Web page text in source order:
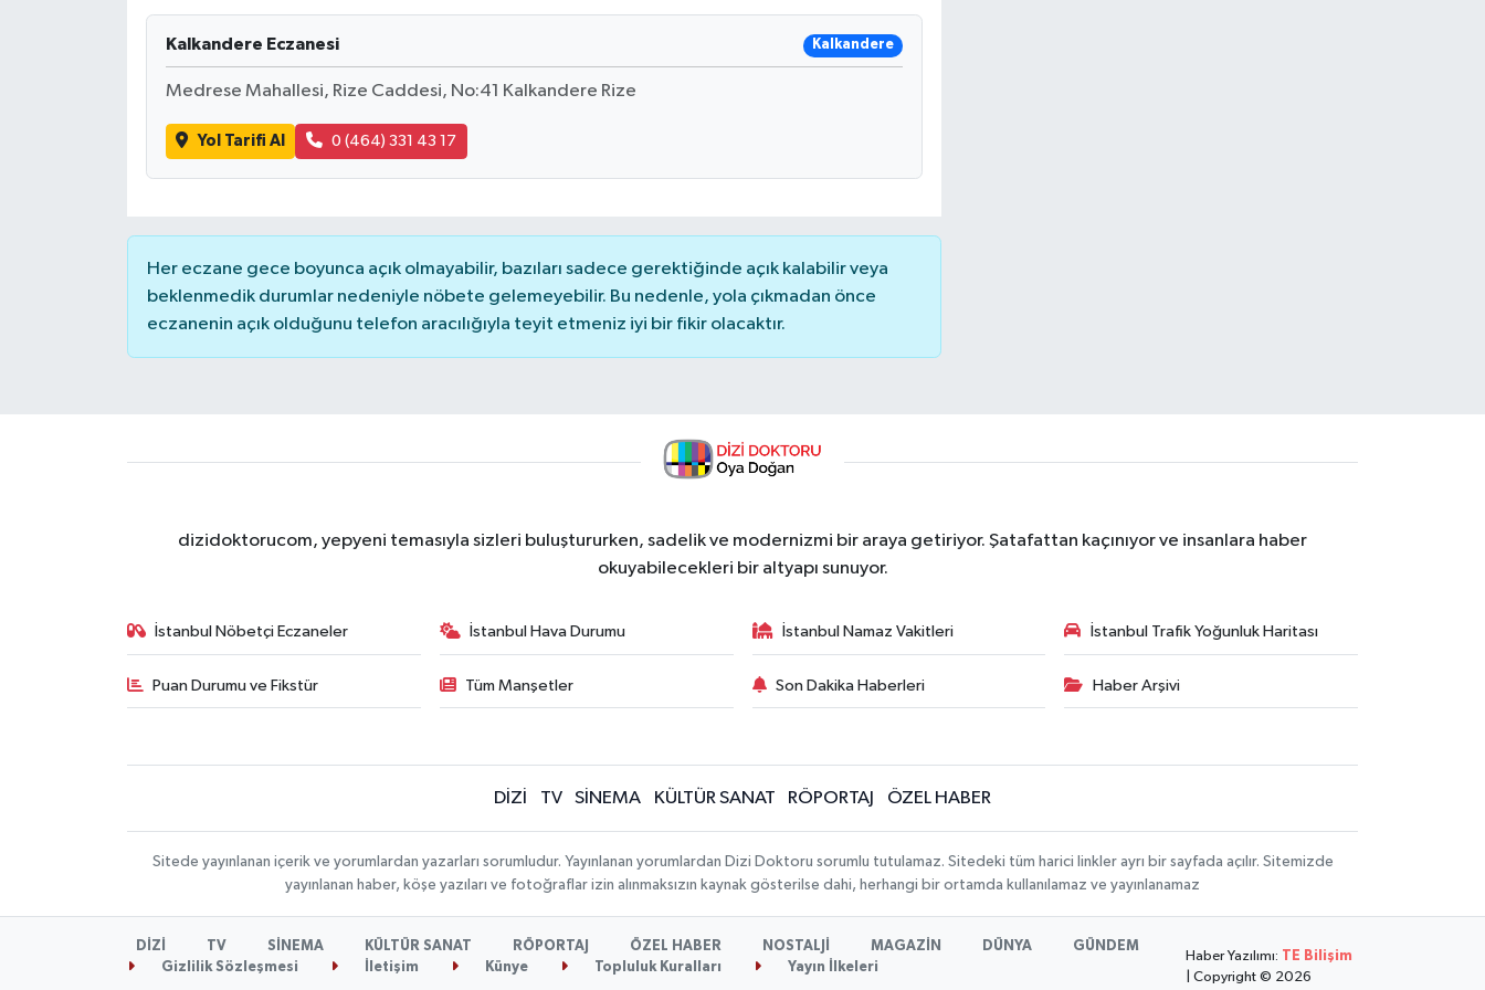
Kalkandere Eczanesi Kalkandere
Medrese Mahallesi, Rize Caddesi, No:41 Kalkandere Rize
Yol Tarifi Al 0 (464) 331 43 17
Her eczane gece boyunca açık olmayabilir, bazıları sadece gerektiğinde açık kalabilir veya
beklenmedik durumlar nedeniyle nöbete gelemeyebilir. Bu nedenle, yola çıkmadan önce
eczanenin açık olduğunu telefon aracılığıyla teyit etmeniz iyi bir fikir olacaktır.
dizidoktorucom, yepyeni temasıyla sizleri buluştururken, sadelik ve modernizmi bir araya getiriyor. Şatafattan kaçınıyor ve insanlara haber
okuyabilecekleri bir altyapı sunuyor.
İstanbul Nöbetçi Eczaneler İstanbul Hava Durumu İstanbul Namaz Vakitleri İstanbul Trafik Yoğunluk Haritası
Puan Durumu ve Fikstür Tüm Manşetler Son Dakika Haberleri Haber Arşivi
DİZİ TV SİNEMA KÜLTÜR SANAT RÖPORTAJ ÖZEL HABER
Sitede yayınlanan içerik ve yorumlardan yazarları sorumludur. Yayınlanan yorumlardan Dizi Doktoru sorumlu tutulamaz. Sitedeki tüm harici linkler ayrı bir sayfada açılır. Sitemizde
yayınlanan haber, köşe yazıları ve fotoğraflar izin alınmaksızın kaynak gösterilse dahi, herhangi bir ortamda kullanılamaz ve yayınlanamaz
DİZİ TV SİNEMA KÜLTÜR SANAT RÖPORTAJ ÖZEL HABER NOSTALJİ MAGAZİN DÜNYA
GÜNDEM
Gizlilik Sözleşmesi
İletişim Künye Topluluk Kuralları Yayın İlkeleri
Haber Yazılımı: TE Bilişim
| Copyright © 2026